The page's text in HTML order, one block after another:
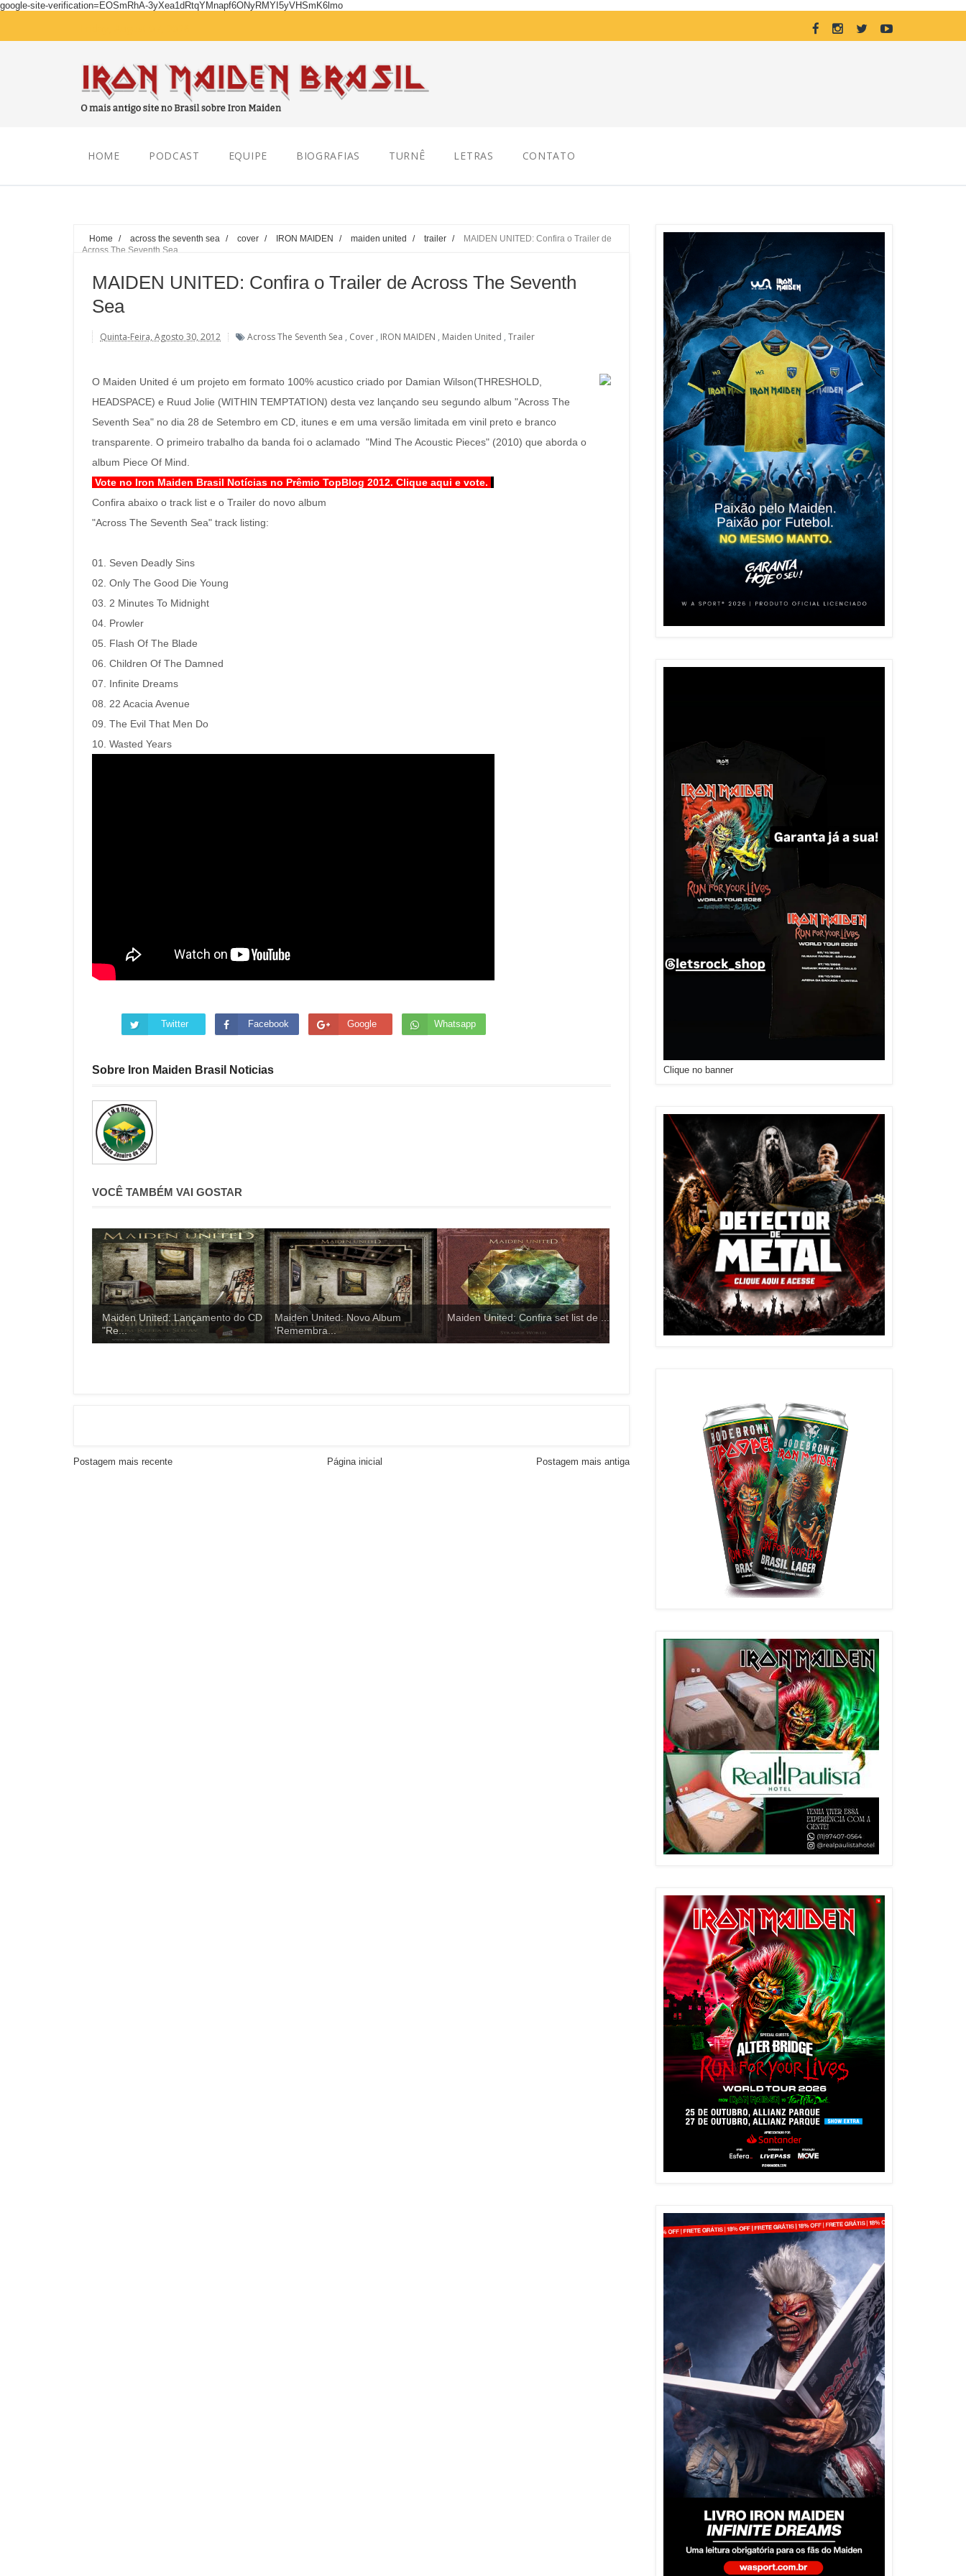
google-site-verification=EOSmRhA-3yXea1dRtqYMnapf6ONyRMYI5yVHSmK6lmo
HOME PODCAST EQUIPE BIOGRAFIAS TURNÊ LETRAS CONTATO
Home / across the seventh sea / cover / IRON MAIDEN / maiden united / trailer /
MAIDEN UNITED: Confira o Trailer de
Across The Seventh Sea
MAIDEN UNITED: Confira o Trailer de Across The Seventh
Sea
Quinta-Feira, Agosto 30, 2012 Across The Seventh Sea , Cover , IRON MAIDEN , Maiden United , Trailer
O Maiden United é um projeto em formato 100% acustico criado por Damian Wilson(THRESHOLD,
HEADSPACE) e Ruud Jolie (WITHIN TEMPTATION) desta vez lançando seu segundo album "Across The
Seventh Sea" no dia 28 de Setembro em CD, itunes e em uma versão limitada em vinil preto e branco
transparente. O primeiro trabalho da banda foi o aclamado "Mind The Acoustic Pieces" (2010) que aborda o
album Piece Of Mind.
Vote no Iron Maiden Brasil Notícias no Prêmio TopBlog 2012. Clique aqui e vote.
Confira abaixo o track list e o Trailer do novo album
"Across The Seventh Sea" track listing:
01. Seven Deadly Sins
02. Only The Good Die Young
03. 2 Minutes To Midnight
04. Prowler
05. Flash Of The Blade
06. Children Of The Damned
07. Infinite Dreams
08. 22 Acacia Avenue
09. The Evil That Men Do
10. Wasted Years
Twitter Facebook Google Whatsapp
Sobre Iron Maiden Brasil Noticias
VOCÊ TAMBÉM VAI GOSTAR
Maiden United: Lançamento do CD
"Re...
Maiden United: Novo Album
'Remembra...
Maiden United: Confira set list de ...
Postagem mais recente Postagem mais antiga
Página inicial
Clique no banner